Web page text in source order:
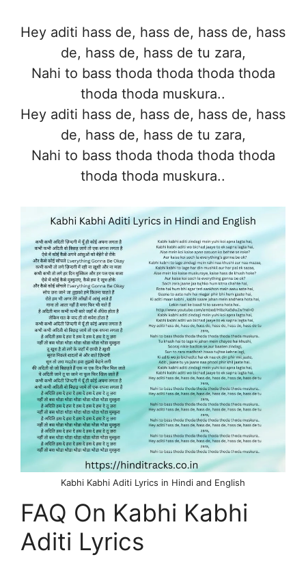
Hey aditi hass de, hass de, hass de, hass
de, hass de, hass de tu zara,
Nahi to bass thoda thoda thoda thoda
thoda thoda muskura..
Hey aditi hass de, hass de, hass de, hass
de, hass de, hass de tu zara,
Nahi to bass thoda thoda thoda thoda
thoda thoda muskura..
Kabhi Kabhi Aditi Lyrics in Hindi and English
FAQ On Kabhi Kabhi
Aditi Lyrics